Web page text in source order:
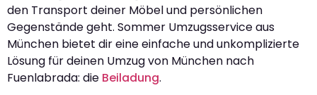
den Transport deiner Möbel und persönlichen
Gegenstände geht. Sommer Umzugsservice aus
München bietet dir eine einfache und unkomplizierte
Lösung für deinen Umzug von München nach
Fuenlabrada: die Beiladung.